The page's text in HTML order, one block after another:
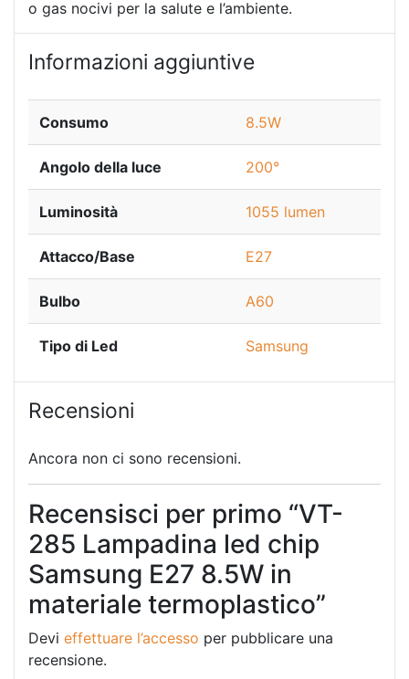
o gas nocivi per la salute e l’ambiente.
Informazioni aggiuntive
Consumo 8.5W
Angolo della luce 200°
Luminosità 1055 lumen
Attacco/Base E27
Bulbo A60
Tipo di Led Samsung
Recensioni
Ancora non ci sono recensioni.
Recensisci per primo “VT-
285 Lampadina led chip
Samsung E27 8.5W in
materiale termoplastico”
Devi effettuare l’accesso per pubblicare una
recensione.